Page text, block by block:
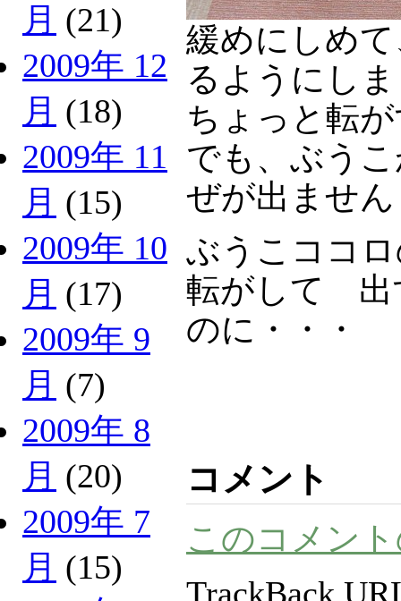
月 (21)
2009年 12
月 (18)
2009年 11
月 (15)
2009年 10
月 (17)
2009年 9
月 (7)
2009年 8
月 (20)
2009年 7
月 (15)
緩めにしめ
るようにし
ちょっと転
でも、ぶう
ぜが出ませ
ぶうこココ
転がして 出
のに・・・
コメント
このコメン
TrackBack